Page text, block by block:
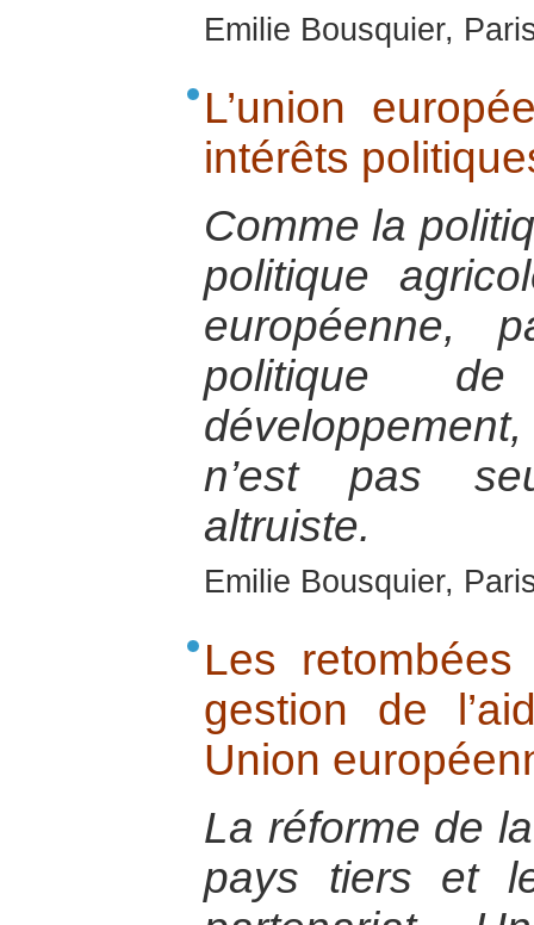
Emilie Bousquier,
L’union
intérêts
Comme la
politique
politique
n’est pas
altruiste.
Emilie Bousquier,
Les
gestion de
Union
La réforme de
pays tiers et